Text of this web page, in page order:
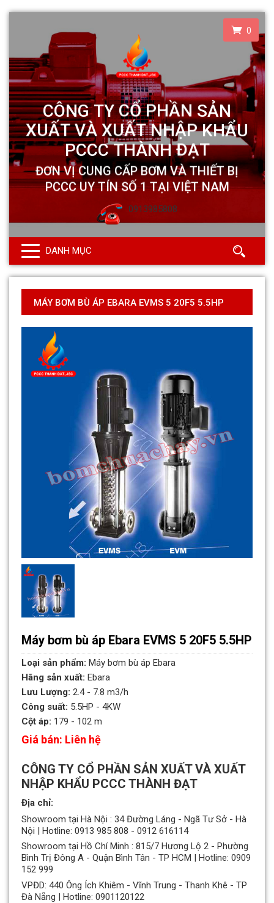
0
0913985808
DANH MỤC
MÁY BƠM BÙ ÁP EBARA EVMS 5 20F5 5.5HP
Máy bơm bù áp Ebara EVMS 5 20F5 5.5HP
Loại sản phẩm: Máy bơm bù áp Ebara
Hãng sản xuất: Ebara
Lưu Lượng: 2.4 - 7.8 m3/h
Công suất: 5.5HP - 4KW
Cột áp: 179 - 102 m
Giá bán: Liên hệ
CÔNG TY CỔ PHẦN SẢN XUẤT VÀ XUẤT
NHẬP KHẨU PCCC THÀNH ĐẠT
Địa chỉ:
Showroom tại Hà Nội : 34 Đường Láng - Ngã Tư Sở - Hà
Nội | Hotline: 0913 985 808 - 0912 616114
Showroom tại Hồ Chí Minh : 815/7 Hương Lộ 2 - Phường
Bình Trị Đông A - Quận Bình Tân - TP HCM | Hotline: 0909
152 999
VPĐD: 440 Ông Ích Khiêm - Vĩnh Trung - Thanh Khê - TP
Đà Nẵng | Hotline: 0901120122